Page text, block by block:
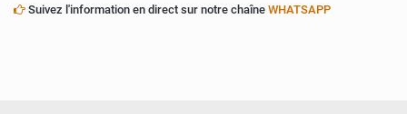
Suivez l'information en direct sur notre chaîne WHATSAPP